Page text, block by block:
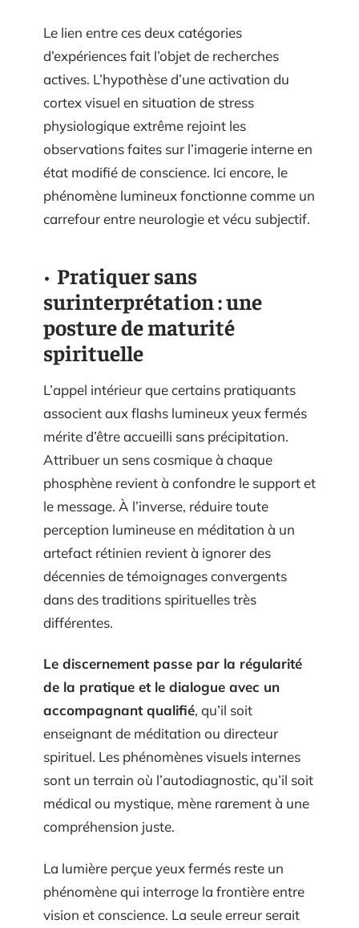
Le lien entre ces deux catégories
d’expériences fait l’objet de recherches
actives. L’hypothèse d’une activation du
cortex visuel en situation de stress
physiologique extrême rejoint les
observations faites sur l’imagerie interne en
état modifié de conscience. Ici encore, le
phénomène lumineux fonctionne comme un
carrefour entre neurologie et vécu subjectif.
Pratiquer sans
surinterprétation : une
posture de maturité
spirituelle
L’appel intérieur que certains pratiquants
associent aux flashs lumineux yeux fermés
mérite d’être accueilli sans précipitation.
Attribuer un sens cosmique à chaque
phosphène revient à confondre le support et
le message. À l’inverse, réduire toute
perception lumineuse en méditation à un
artefact rétinien revient à ignorer des
décennies de témoignages convergents
dans des traditions spirituelles très
différentes.
Le discernement passe par la régularité
de la pratique et le dialogue avec un
accompagnant qualifié, qu’il soit
enseignant de méditation ou directeur
spirituel. Les phénomènes visuels internes
sont un terrain où l’autodiagnostic, qu’il soit
médical ou mystique, mène rarement à une
compréhension juste.
La lumière perçue yeux fermés reste un
phénomène qui interroge la frontière entre
vision et conscience. La seule erreur serait